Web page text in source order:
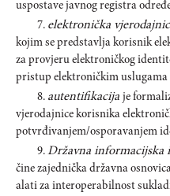
uspostave javnog registra
7. elektronička
kojim se predstavlja korisnik
za provjeru elektroničkog
pristup elektroničkim uslugama
8. autentifikacijaje
vjerodajnice korisnika
potvrđivanjem/osporavanjem
9.Državna
čine zajednička državna
alati za interoperabilnost